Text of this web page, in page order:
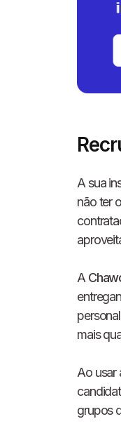
A sua
não ter
A
mais
Ao usar
grupos